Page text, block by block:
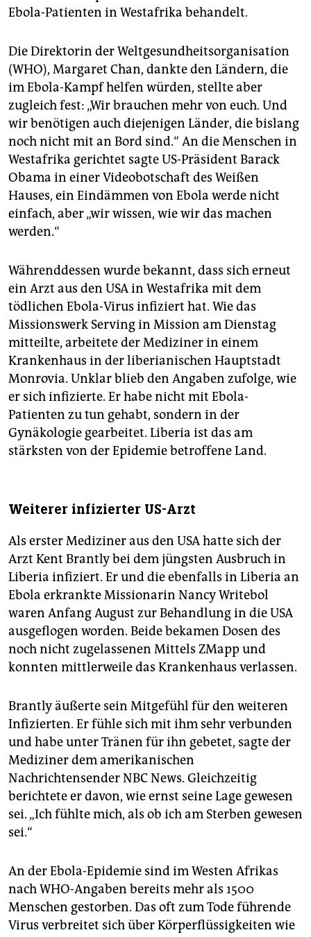
Ebola-Patienten in Westafrika behandelt.
Die Direktorin der Weltgesundheitsorganisation
(WHO), Margaret Chan, dankte den Ländern, die
im Ebola-Kampf helfen würden, stellte aber
zugleich fest: „Wir brauchen mehr von euch. Und
wir benötigen auch diejenigen Länder, die bislang
noch nicht mit an Bord sind.“ An die Menschen in
Westafrika gerichtet sagte US-Präsident Barack
Obama in einer Videobotschaft des Weißen
Hauses, ein Eindämmen von Ebola werde nicht
einfach, aber „wir wissen, wie wir das machen
werden.“
Währenddessen wurde bekannt, dass sich erneut
ein Arzt aus den USA in Westafrika mit dem
tödlichen Ebola-Virus infiziert hat. Wie das
Missionswerk Serving in Mission am Dienstag
mitteilte, arbeitete der Mediziner in einem
Krankenhaus in der liberianischen Hauptstadt
Monrovia. Unklar blieb den Angaben zufolge, wie
er sich infizierte. Er habe nicht mit Ebola-
Patienten zu tun gehabt, sondern in der
Gynäkologie gearbeitet. Liberia ist das am
stärksten von der Epidemie betroffene Land.
Weiterer infizierter US-Arzt
Als erster Mediziner aus den USA hatte sich der
Arzt Kent Brantly bei dem jüngsten Ausbruch in
Liberia infiziert. Er und die ebenfalls in Liberia an
Ebola erkrankte Missionarin Nancy Writebol
waren Anfang August zur Behandlung in die USA
ausgeflogen worden. Beide bekamen Dosen des
noch nicht zugelassenen Mittels ZMapp und
konnten mittlerweile das Krankenhaus verlassen.
Brantly äußerte sein Mitgefühl für den weiteren
Infizierten. Er fühle sich mit ihm sehr verbunden
und habe unter Tränen für ihn gebetet, sagte der
Mediziner dem amerikanischen
Nachrichtensender NBC News. Gleichzeitig
berichtete er davon, wie ernst seine Lage gewesen
sei. „Ich fühlte mich, als ob ich am Sterben gewesen
sei.“
An der Ebola-Epidemie sind im Westen Afrikas
nach WHO-Angaben bereits mehr als 1500
Menschen gestorben. Das oft zum Tode führende
Virus verbreitet sich über Körperflüssigkeiten wie